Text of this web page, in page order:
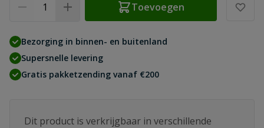
Toevoegen
Bezorging in binnen- en buitenland
Supersnelle levering
Gratis pakketzending vanaf €200
Dit product is verkrijgbaar in verschillende